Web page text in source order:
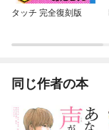
タッチ 完全復刻版
同じ作者の本